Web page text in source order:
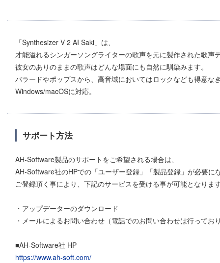
「Synthesizer V 2 AI Saki」は、
才能溢れるシンガーソングライターの歌声を元に製作された歌声
彼女のありのままの歌声はどんな場面にも自然に馴染みます。
バラードやポップスから、高音域においてはロックなども得意な
Windows/macOSに対応。
サポート方法
AH-Software製品のサポートをご希望される場合は、
AH-Software社のHPでの「ユーザー登録」「製品登録」が必要に
ご登録頂く事により、下記のサービスを受ける事が可能となりま
・アップデーターのダウンロード
・メールによるお問い合わせ（電話でのお問い合わせは行ってお
■AH-Software社 HP
https://www.ah-soft.com/